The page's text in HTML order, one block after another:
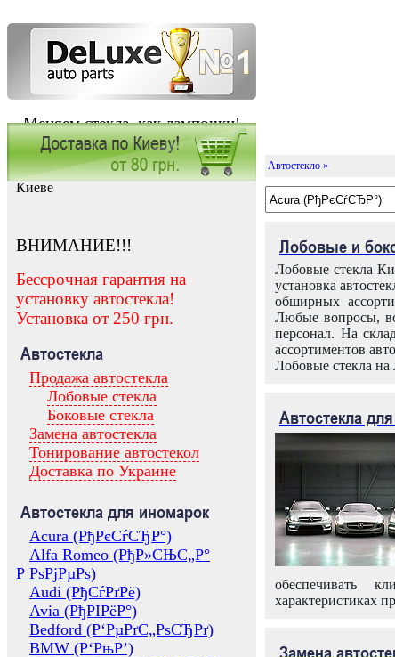
Меняем стекла, как лампочки!
Заказать установку автостекла в
Киеве
ВНИМАНИЕ!!!
Бессрочная гарантия на
установку автостекла!
Установка от 250 грн.
Автостекла
Продажа автостекла
Лобовые стекла
Боковые стекла
Замена автостекла
Тонирование автостекол
Доставка по Украине
Автостекла для иномарок
Acura (РђРєСѓСЂР°)
Alfa Romeo (РђР»СЊС„Р°
Р РѕРјРµРѕ)
Audi (РђСѓРґРё)
Avia (РђРІРёР°)
Bedford (Р‘РµРґС„РѕСЂРґ)
BMW (Р‘РњР’)
Автостекло »
Лобовые и
Лобовые стекла
установка
обширных
Любые вопросы,
персонал. На
ассортиментов
Лобовые стекла на
Автостекла
обеспечивать
характеристиках
Замена